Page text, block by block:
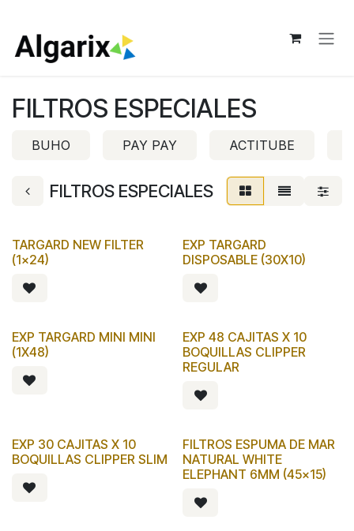
FILTROS ESPECIALES
BUHO PAY PAY ACTITUBE
FILTROS ESPECIALES
TARGARD NEW FILTER
(1x24)
EXP TARGARD
DISPOSABLE (30X10)
EXP TARGARD MINI MINI
(1X48)
EXP 48 CAJITAS X 10
BOQUILLAS CLIPPER
REGULAR
EXP 30 CAJITAS X 10
BOQUILLAS CLIPPER SLIM
FILTROS ESPUMA DE MAR
NATURAL WHITE
ELEPHANT 6MM (45x15)